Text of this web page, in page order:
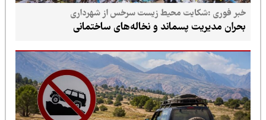
خبر فوری :شکایت محیط زیست سرخس از شهرداری
بحران مدیریت پسماند و نخاله‌های ساختمانی